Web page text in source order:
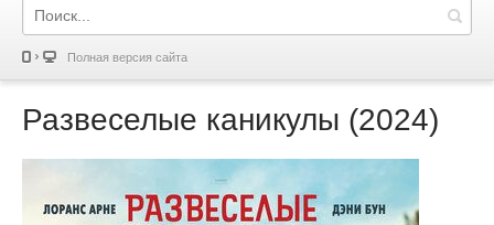
Полная версия сайта
Развеселые каникулы (2024)